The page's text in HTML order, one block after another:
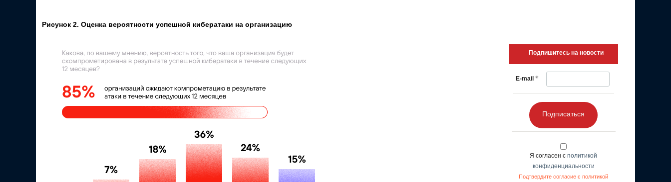
Рисунок 2. Оценка вероятности успешной кибератаки на организацию
Подпишитесь на новости
E-mail *
Подписаться
Я согласен с политикой
конфиденциальности
Подтвердите согласие с политикой